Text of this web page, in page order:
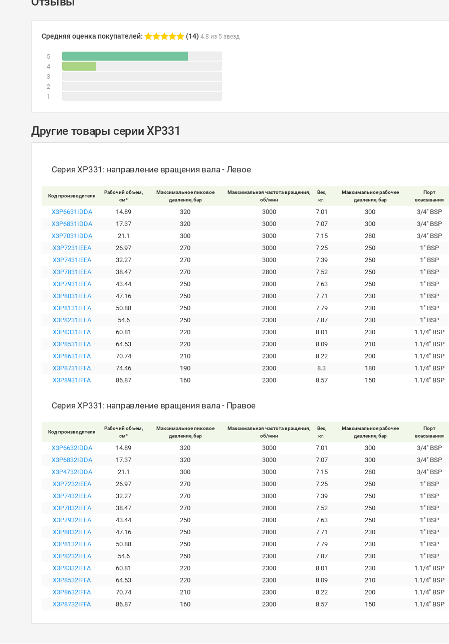
Средняя оценка покупателей: (14) 4.8 из 5 звезд
5
4
3
2
1
Другие товары серии XP331
Серия XP331: направление вращения вала - Левое
Код производителя
Рабочий объем,
см³
Максимальное пиковое
давление, бар
Максимальная частота вращения,
об/мин
Вес,
кг.
Максимальное рабочее
давление, бар
Порт
всасывания
X3P6631IDDA 14.89 320 3000 7.01 300
3/4" BSP
X3P6831IDDA
17.37 320 3000 7.07 300
3/4" BSP
X3P7031IDDA
21.1 300 3000 7.15 280
3/4" BSP
X3P7231IEEA
26.97 270 3000 7.25 250
1" BSP
X3P7431IEEA
32.27 270 3000 7.39 250
1" BSP
X3P7831IEEA
38.47 270 2800 7.52 250
1" BSP
X3P7931IEEA
43.44 250 2800 7.63 250
1" BSP
X3P8031IEEA
47.16 250 2800 7.71 230
1" BSP
X3P8131IEEA
50.88 250 2800 7.79 230
1" BSP
X3P8231IEEA
54.6 250 2300 7.87 230
1" BSP
X3P8331IFFA
60.81 220 2300 8.01 230
1.1/4" BSP
X3P8531IFFA
64.53 220 2300 8.09 210
1.1/4" BSP
X3P8631IFFA
70.74 210 2300 8.22 200
1.1/4" BSP
X3P8731IFFA
74.46 190 2300 8.3 180
1.1/4" BSP
X3P8931IFFA
86.87 160 2300 8.57 150 1.1/4" BSP
Серия XP331: направление вращения вала - Правое
Код производителя
Рабочий объем,
см³
Максимальное пиковое
давление, бар
Максимальная частота вращения,
об/мин
Вес,
кг.
Максимальное рабочее
давление, бар
Порт
всасывания
X3P6632IDDA 14.89 320 3000 7.01 300
3/4" BSP
X3P6832IDDA
17.37 320 3000 7.07 300
3/4" BSP
X3P4732IDDA
21.1 300 3000 7.15 280
3/4" BSP
X3P7232IEEA
26.97 270 3000 7.25 250
1" BSP
X3P7432IEEA
32.27 270 3000 7.39 250
1" BSP
X3P7832IEEA
38.47 270 2800 7.52 250
1" BSP
X3P7932IEEA
43.44 250 2800 7.63 250
1" BSP
X3P8032IEEA
47.16 250 2800 7.71 230
1" BSP
X3P8132IEEA
50.88 250 2800 7.79 230
1" BSP
X3P8232IEEA
54.6 250 2300 7.87 230
1" BSP
X3P8332IFFA
60.81 220 2300 8.01 230
1.1/4" BSP
X3P8532IFFA
64.53 220 2300 8.09 210
1.1/4" BSP
X3P8632IFFA
70.74 210 2300 8.22 200
1.1/4" BSP
X3P8732IFFA
86.87 160 2300 8.57 150 1.1/4" BSP